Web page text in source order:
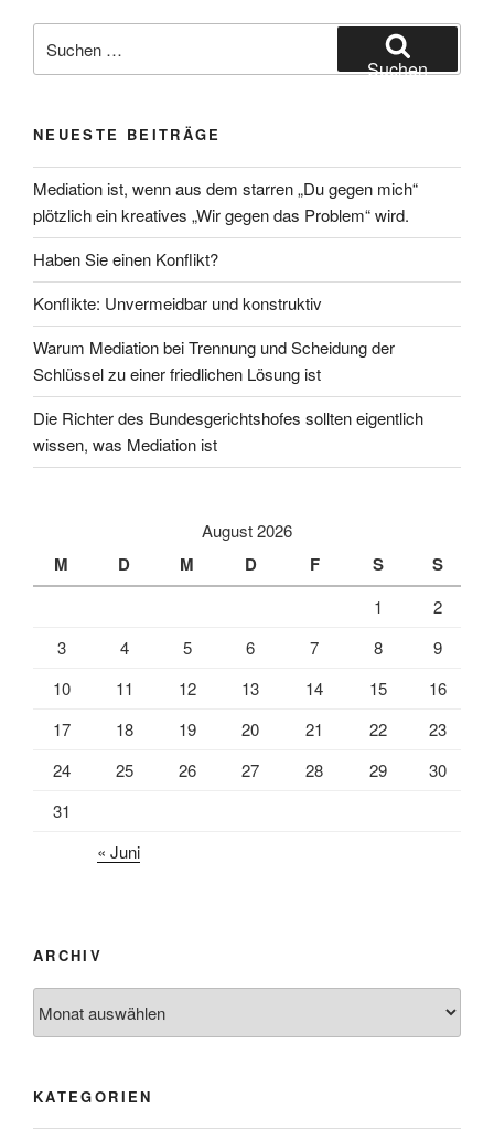
nach:
Suchen
NEUESTE BEITRÄGE
Mediation ist, wenn aus dem starren „Du gegen mich“
plötzlich ein kreatives „Wir gegen das Problem“ wird.
Haben Sie einen Konflikt?
Konflikte: Unvermeidbar und konstruktiv
Warum Mediation bei Trennung und Scheidung der
Schlüssel zu einer friedlichen Lösung ist
Die Richter des Bundesgerichtshofes sollten eigentlich
wissen, was Mediation ist
August 2026
M D M D F S S
1
2
3
4 5 6 7 8
9
10
11 12 13 14 15
16
17
18 19 20 21 22
23
24
25 26 27 28 29
30
31
« Juni
ARCHIV
KATEGORIEN